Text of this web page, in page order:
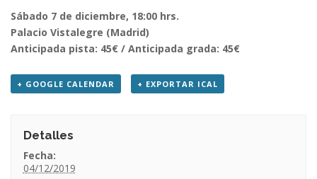
Sábado 7 de diciembre, 18:00 hrs.
Palacio Vistalegre (Madrid)
Anticipada pista: 45€ / Anticipada grada: 45€
+ GOOGLE CALENDAR + EXPORTAR ICAL
Detalles
Fecha:
04/12/2019